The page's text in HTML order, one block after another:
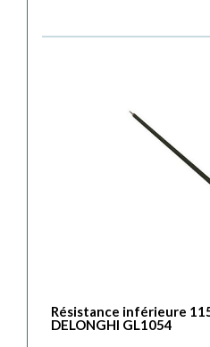
Résistance inférieure
DELONGHI GL1054